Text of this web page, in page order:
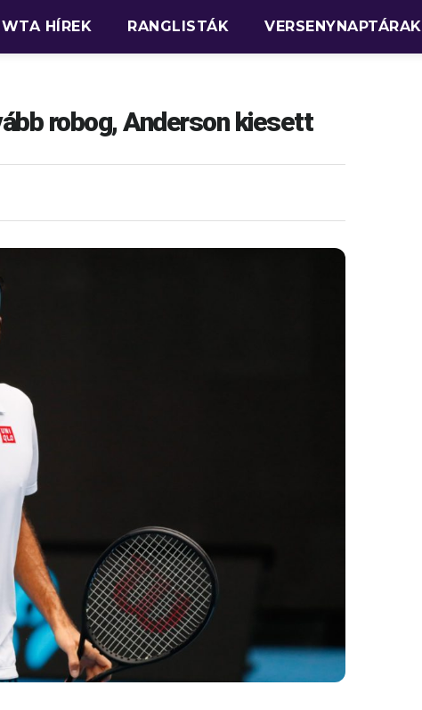
WTA HÍREK RANGLISTÁK VERSENYNAPTÁRAK
robog, Anderson kiesett